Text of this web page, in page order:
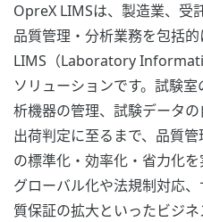
OpreX LIMSは、製造業、受
品質管理・分析業務を包括
LIMS（Laboratory
ソリューションです。試験
析機器の管理、試験データの
出荷判定に至るまで、品質
の標準化・効率化・省力化を
グローバル化や法規制対応
質保証の拡大といったビジ